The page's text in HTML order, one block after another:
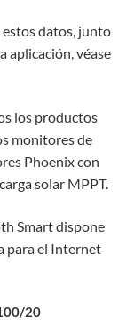
estos datos, junto
aplicación, véase
los productos
monitores de
Phoenix con
solar MPPT.
Smart dispone
para el Internet
20